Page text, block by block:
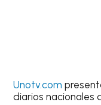
Unotv.com
diarios nacionales